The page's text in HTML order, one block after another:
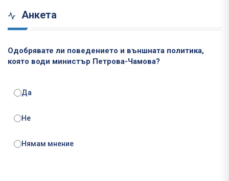
Анкета
Одобрявате ли поведението и външната политика,
която води министър Петрова-Чамова?
Да
Не
Нямам мнение